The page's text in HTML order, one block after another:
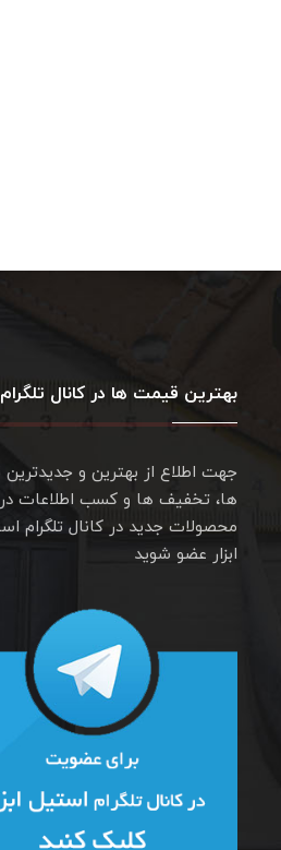
بهترین قیمت ها در کانال تلگرام
جهت اطلاع از بهترین و
ها، تخفیف ها و کسب اطلاعات در
محصولات جدید در کانال تلگرام
ابزار عضو شوید